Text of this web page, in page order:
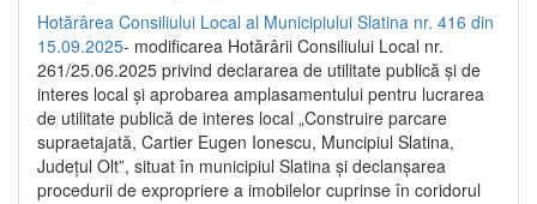
Hotărârea Consiliului Local al Municipiului Slatina nr. 416 din
15.09.2025- modificarea Hotărârii Consiliului Local nr.
261/25.06.2025 privind declararea de utilitate publică și de
interes local și aprobarea amplasamentului pentru lucrarea
de utilitate publică de interes local „Construire parcare
supraetajată, Cartier Eugen Ionescu, Muncipiul Slatina,
Județul Olt”, situat în municipiul Slatina și declanșarea
procedurii de expropriere a imobilelor cuprinse în coridorul